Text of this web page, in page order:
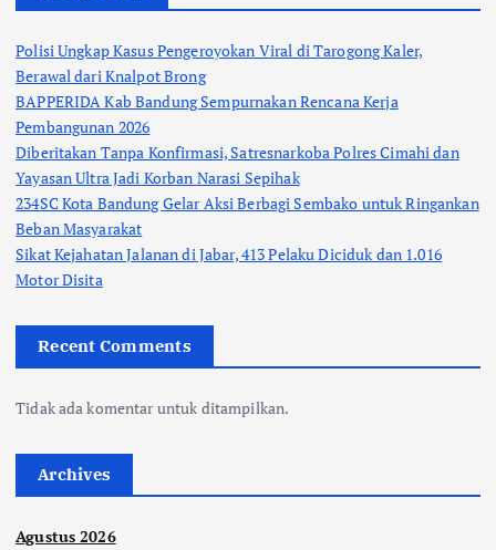
Polisi Ungkap Kasus Pengeroyokan Viral di Tarogong Kaler,
Berawal dari Knalpot Brong
BAPPERIDA Kab Bandung Sempurnakan Rencana Kerja
Pembangunan 2026
Diberitakan Tanpa Konfirmasi, Satresnarkoba Polres Cimahi dan
Yayasan Ultra Jadi Korban Narasi Sepihak
234SC Kota Bandung Gelar Aksi Berbagi Sembako untuk Ringankan
Beban Masyarakat
Sikat Kejahatan Jalanan di Jabar, 413 Pelaku Diciduk dan 1.016
Motor Disita
Recent Comments
Tidak ada komentar untuk ditampilkan.
Archives
Agustus 2026